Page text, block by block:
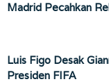
Madrid Pecahkan
Luis Figo Desak
Presiden FIFA